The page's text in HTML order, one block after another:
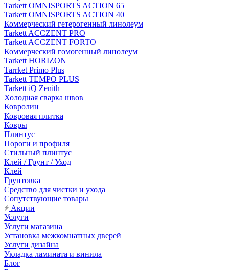
Tarkett OMNISPORTS ACTION 65
Tarkett OMNISPORTS ACTION 40
Коммерческий гетерогенный линолеум
Tarkett ACCZENT PRO
Tarkett ACCZENT FORTO
Коммерческий гомогенный линолеум
Tarkett HORIZON
Tarrket Primo Plus
Tarkett TEMPO PLUS
Tarkett iQ Zenith
Холодная сварка швов
Ковролин
Ковровая плитка
Ковры
Плинтус
Пороги и профиля
Стильный плинтус
Клей / Грунт / Уход
Клей
Грунтовка
Средство для чистки и ухода
Сопутствующие товары
Акции
Услуги
Услуги магазина
Установка межкомнатных дверей
Услуги дизайна
Укладка ламината и винила
Блог